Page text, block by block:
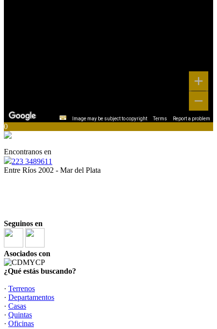
Image may be subject to copyright Terms Report a problem
0
Encontranos en
223 3489611
Entre Ríos 2002 - Mar del Plata
Seguinos en
Asociados con
¿Qué estás buscando?
· Terrenos
· Departamentos
· Casas
· Quintas
· Oficinas